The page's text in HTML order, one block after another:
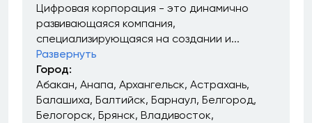
Цифровая корпорация - это динамично
развивающаяся компания,
специализирующаяся на создании и...
Развернуть
Город:
Абакан Анапа Архангельск Астрахань
Балашиха Балтийск Барнаул Белгород
Белогорск Брянск Владивосток